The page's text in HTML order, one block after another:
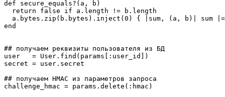
def secure_equals?(a, b)
  return false if a.length != b.length
a.bytes.zip(b.bytes).inject(0) { |sum, (a, b)| sum
end
## получаем реквизиты пользователя из БД
user   = User.find(params[:user_id])
secret = user.secret
## получаем HMAC из параметров запроса
challenge_hmac = params.delete(:hmac)